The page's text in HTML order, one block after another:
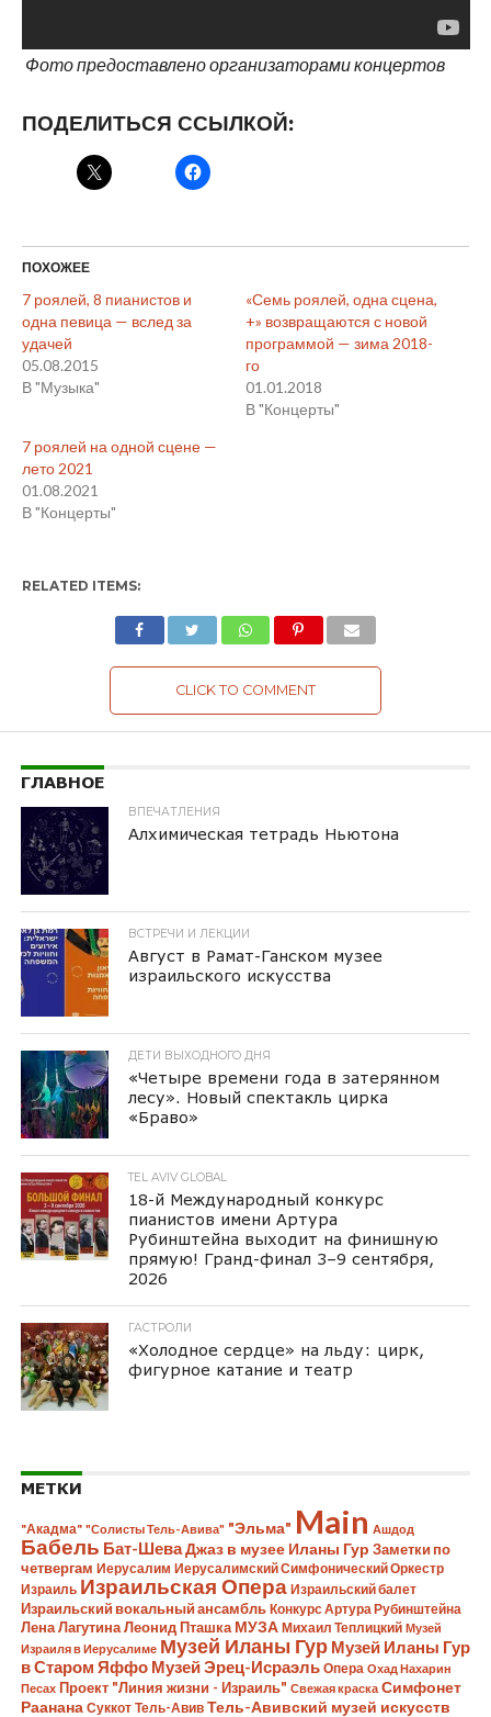
Фото предоставлено организаторами концертов
ПОДЕЛИТЬСЯ ССЫЛКОЙ:
ПОХОЖЕЕ
7 роялей, 8 пианистов и
одна певица — вслед за
удачей
05.08.2015
В "Музыка"
«Семь роялей, одна сцена,
+» возвращаются с новой
программой — зима 2018-
го
01.01.2018
В "Концерты"
7 роялей на одной сцене —
лето 2021
01.08.2021
В "Концерты"
RELATED ITEMS:
CLICK TO COMMENT
ГЛАВНОЕ
ВПЕЧАТЛЕНИЯ
Алхимическая тетрадь Ньютона
ВСТРЕЧИ И ЛЕКЦИИ
Август в Рамат-Ганском музее
израильского искусства
ДЕТИ ВЫХОДНОГО ДНЯ
«Четыре времени года в затерянном
лесу». Новый спектакль цирка
«Браво»
TEL AVIV GLOBAL
18-й Международный конкурс
пианистов имени Артура
Рубинштейна выходит на финишную
прямую! Гранд-финал 3–9 сентября,
2026
ГАСТРОЛИ
«Холодное сердце» на льду: цирк,
фигурное катание и театр
МЕТКИ
"Акадма" "Солисты Тель-Авива" "Эльма" Main Ашдод
Бабель Бат-ШеваДжаз в музее Иланы Гур Заметки по
четвергам Иерусалим Иерусалимский Симфонический Оркестр
Израиль Израильская Опера Израильский балет
Израильский вокальный ансамбль Конкурс Артура Рубинштейна
Лена Лагутина Леонид Пташка МУЗА Михаил Теплицкий Музей
Израиля в Иерусалиме Музей Иланы Гур Музей Иланы Гур
в Старом Яффо Музей Эрец-Исраэль Опера Охад Нахарин
Песах Проект "Линия жизни - Израиль" Свежая краска Симфонет
Раанана Суккот Тель-Авив Тель-Авивский музей искусств